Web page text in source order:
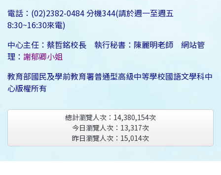
電話：(02)2382-0484 分機344(請於週一至週五
8:30~16:30來電)
中心主任：蔡哲銘校長 執行秘書：陳麗明老師 網站管
理： 謝郁卿小姐
教育部國民及學前教育署普通型高級中等學校國語文學科中
心版權所有
總計瀏覽人次： 14,380,154次
今日瀏覽人次： 13,317次
昨日瀏覽人次： 15,014次